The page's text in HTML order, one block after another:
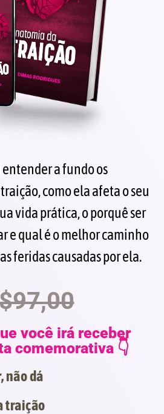
entender a fundo os
como ela afeta o seu
vida prática, o porquê ser
e qual é o melhor caminho
feridas causadas por ela.
você irá receber
comemorativa 👇
não dá
traição